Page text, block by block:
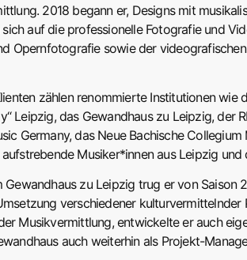
2018 begann er, Designs mit
auf die professionelle Fotografie und
Opernfotografie sowie der
zählen renommierte Institutionen wie
Leipzig, das Gewandhaus zu Leipzig, der
Germany, das Neue Bachische
Musiker*innen aus Leipzig und
Gewandhaus zu Leipzig trug er von
verschiedener
Musikvermittlung, entwickelte er auch
auch weiterhin als Projekt-